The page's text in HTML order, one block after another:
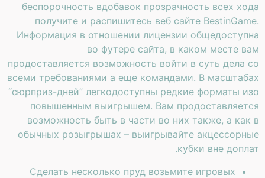
беспорочность вдобавок прозрачность всех хода
получите и распишитесь веб сайте BestinGame.
Информация в отношении лицензии общедоступна
во футере сайта, в каком месте вам
продоставляется возможность войти в суть дела со
всеми требованиями а еще командами. В масштабах
“сюрприз-дней” легкодоступны редкие форматы изо
повышенным выигрышем. Вам продоставляется
возможность быть в части во них также, а как в
обычных розыгрышах – выигрывайте акцессорные
кубки вне доплат.
Сделать несколько пруд возьмите игровых